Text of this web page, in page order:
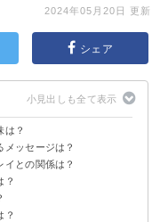
2024年05月20日 更新
シェア
は？
ッセージは？
との関係は？
？
？